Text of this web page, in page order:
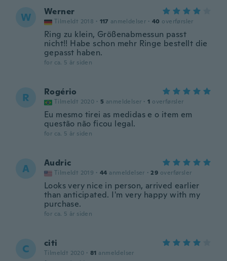
W Werner
Tilmeldt 2018 · 117 anmeldelser · 40 overførsler
Ring zu klein, Größenabmessun passt
nicht!! Habe schon mehr Ringe bestellt die
gepasst haben.
for ca. 5 år siden
R Rogério
Tilmeldt 2020 · 5 anmeldelser · 1 overførsler
Eu mesmo tirei as medidas e o item em
questão não ficou legal.
for ca. 5 år siden
A Audric
Tilmeldt 2019 · 44 anmeldelser · 29 overførsler
Looks very nice in person, arrived earlier
than anticipated. I'm very happy with my
purchase.
for ca. 5 år siden
C citi
Tilmeldt 2020 · 81 anmeldelser